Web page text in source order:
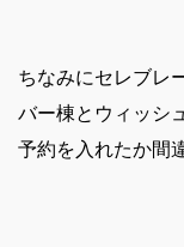
ちなみにセレブレ
バー棟とウィッシ
予約を入れたか間